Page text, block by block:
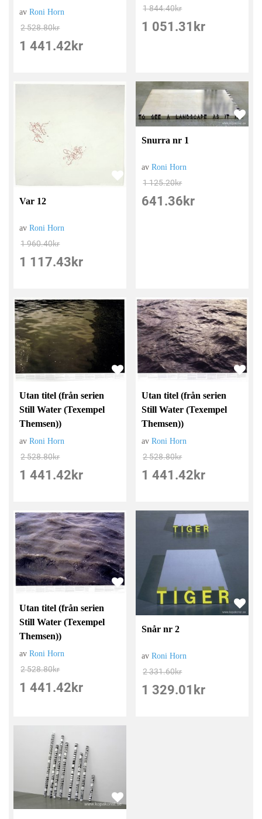
avRoni Horn
2 528.80kr
1 441.42 kr
1 844.40kr
1 051.31 kr
Var 12
avRoni Horn
1 960.40kr
1 117.43 kr
Snurra nr 1
avRoni Horn
1 125.20kr
641.36 kr
Utan titel (från serien
Still Water (Texempel
Themsen))
avRoni Horn
2 528.80kr
1 441.42 kr
Utan titel (från serien
Still Water (Texempel
Themsen))
avRoni Horn
2 528.80kr
1 441.42 kr
Utan titel (från serien
Still Water (Texempel
Themsen))
avRoni Horn
2 528.80kr
1 441.42 kr
Snår nr 2
avRoni Horn
2 331.60kr
1 329.01 kr